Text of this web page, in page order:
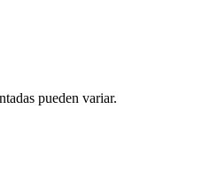
pueden variar.